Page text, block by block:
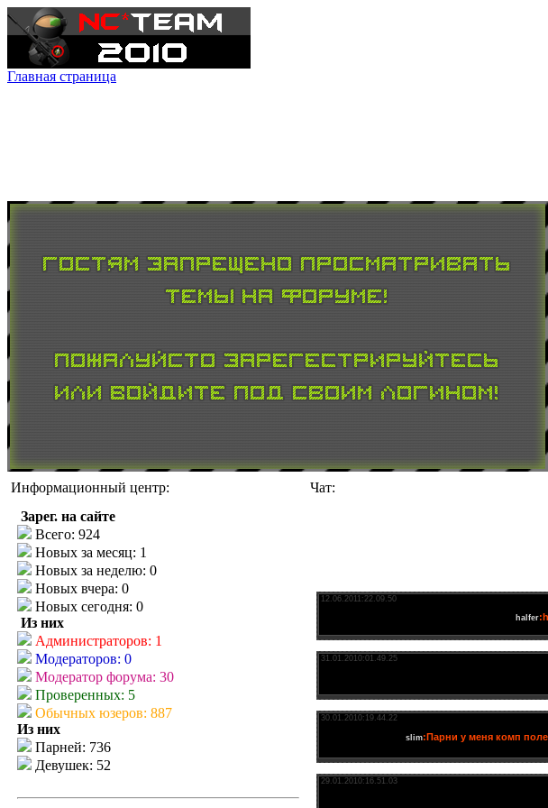
Главная страница
Информационный центр:
Чат:
Зарег. на сайте
Всего: 924
Новых за месяц: 1
Новых за неделю: 0
Новых вчера: 0
Новых сегодня: 0
Из них
Администраторов: 1
Модераторов: 0
Модератор форума: 30
Проверенных: 5
Обычных юзеров: 887
Из них
Парней: 736
Девушек: 52